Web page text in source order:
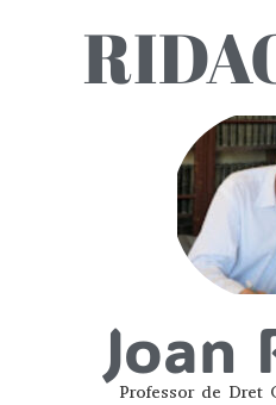
Joan
Professor de Dret